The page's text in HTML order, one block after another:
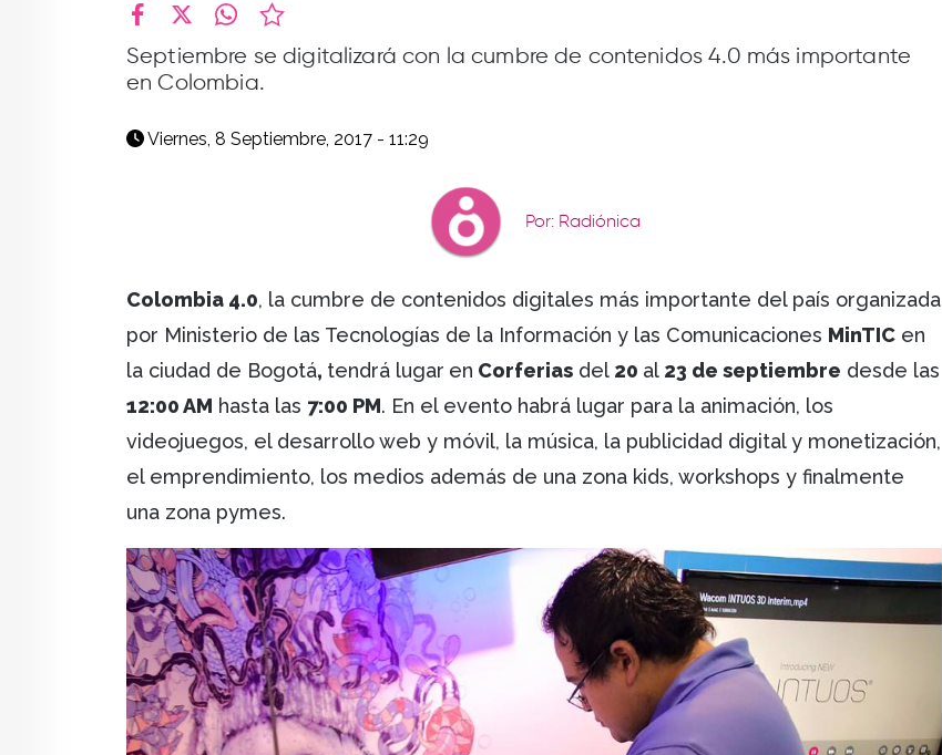
Septiembre se digitalizará con la cumbre de contenidos 4.0 más importante
en Colombia.
Viernes, 8 Septiembre, 2017 - 11:29
Por: Radiónica
Colombia 4.0, la cumbre de contenidos digitales más importante del país organizada
por Ministerio de las Tecnologías de la Información y las Comunicaciones MinTIC en
la ciudad de Bogotá, tendrá lugar en Corferias del 20 al 23 de septiembre desde las
12:00 AM hasta las 7:00 PM. En el evento habrá lugar para la animación, los
videojuegos, el desarrollo web y móvil, la música, la publicidad digital y monetización,
el emprendimiento, los medios además de una zona kids, workshops y finalmente
una zona pymes.